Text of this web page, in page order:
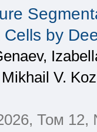
Cells by
V.
Том